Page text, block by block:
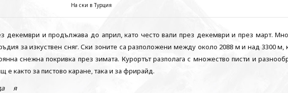
На ски в Турция
декември и продължава до април, като често вали през декември и през март.
за изкуствен сняг. Ски зоните са разположени между около 2088 м и над 3300 м,
снежна покривка през зимата. Курортът разполага с множество писти и
както за пистово каране, така и за фрирайд.
я